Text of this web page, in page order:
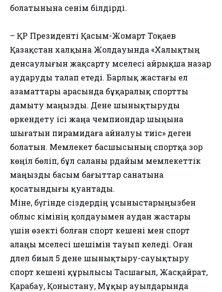
болатынына сенім білдірді.
– ҚР Президенті Қасым-Жомарт Тоқаев
Қазақстан халқына Жолдауында «Халықтың
денсаулығын жақсарту мәселесі айрықша назар
аударуды талап етеді. Барлық жастағы ел
азаматтары арасында бұқаралық спортты
дамыту маңызды. Дене шынықтыруды
өркендету ісі жаңа чемпиондар шыңына
шығатын пирамидаға айналуы тиіс» деген
болатын. Мемлекет басшысының спортқа зор
көңіл бөліп, бұл саланы әрдайым мемлекеттік
маңызды басым бағыттар санатына
қосатындығы қуантады.
Міне, бүгінде сіздердің ұсыныстарыңызбен
облыс әкімінің қолдауымен аудан жастары
үшін өзекті болған спорт кешені мен спорт
алаңы мәселесі шешімін тауып келеді. Оған
дәлел биыл 5 дене шынықтыру-сауықтыру
спорт кешені құрылысы Тасшағыл, Жасқайрат,
Қарабау, Қоныстану, Мұқыр ауылдарында